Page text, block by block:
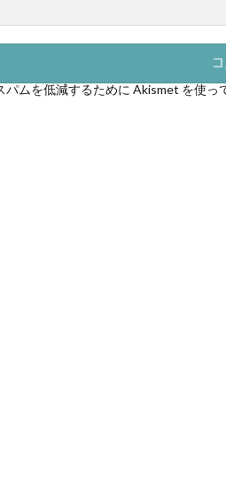
パムを低減するために Akismet を使っ